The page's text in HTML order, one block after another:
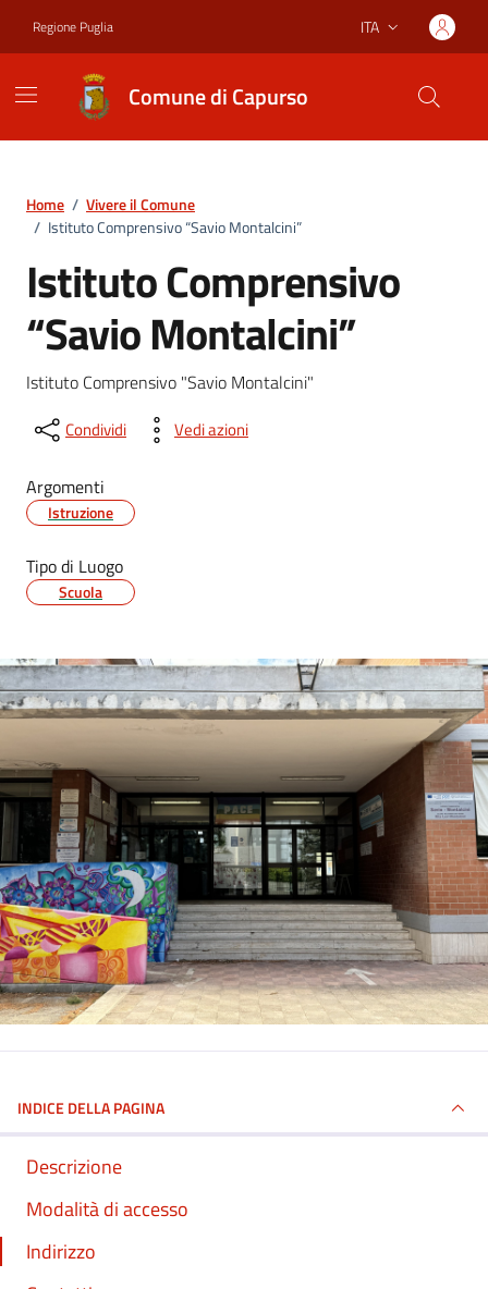
Regione Puglia Lingua attiva:
ITA
Comune di Capurso
Home / Vivere il Comune
/ Istituto Comprensivo “Savio Montalcini”
Istituto Comprensivo
“Savio Montalcini”
Istituto Comprensivo "Savio Montalcini"
Condividi Vedi azioni
Argomenti
Istruzione
Tipo di Luogo
Scuola
INDICE DELLA PAGINA
Descrizione
Modalità di accesso
Indirizzo